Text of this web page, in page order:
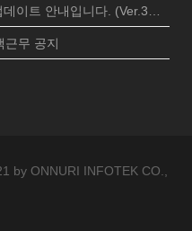
액티브포스트 G-Suite 3.6버전 업데이트 안내입니다. (Ver.3625)
근무 공지
by ONNURI INFOTEK CO.,